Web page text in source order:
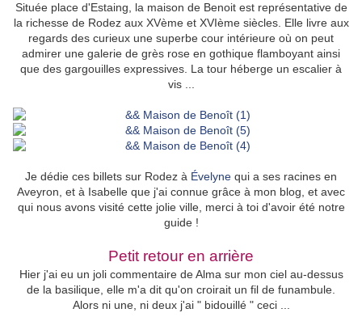
Située place d'Estaing, la maison de Benoit est représentative de
la richesse de Rodez aux XVème et XVIème siècles. Elle livre aux
regards des curieux une superbe cour intérieure où on peut
admirer une galerie de grès rose en gothique flamboyant ainsi
que des gargouilles expressives . La tour héberge un escalier à
vis ...
Je dédie ces billets sur Rodez à Évelyne qui a ses racines en
Aveyron, et à Isabelle que j'ai connue grâce à mon blog, et avec
qui nous avons visité cette jolie ville, merci à toi d'avoir été notre
guide !
Petit retour en arrière
Hier j'ai eu un joli commentaire de Alma sur mon ciel au-dessus
de la basilique, elle m'a dit qu'on croirait un fil de funambule.
Alors ni une, ni deux j'ai " bidouillé " ceci ...